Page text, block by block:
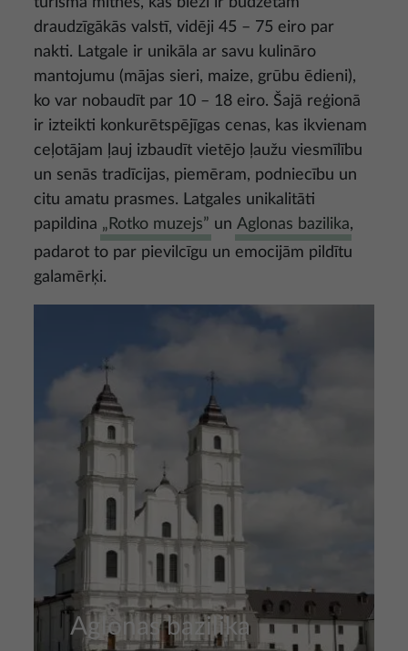
draudzīgākās valstī, vidēji 45 – 75 eiro par
nakti. Latgale ir unikāla ar savu kulināro
mantojumu (mājas sieri, maize, grūbu ēdieni),
ko var nobaudīt par 10 – 18 eiro. Šajā reģionā
ir izteikti konkurētspējīgas cenas, kas ikvienam
ceļotājam ļauj izbaudīt vietējo ļaužu viesmīlību
un senās tradīcijas, piemēram, podniecību un
citu amatu prasmes. Latgales unikalitāti
papildina „Rotko muzejs” un Aglonas bazilika,
padarot to par pievilcīgu un emocijām pildītu
galamērķi.
Aglonas bazilika